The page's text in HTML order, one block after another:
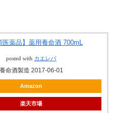
医薬品】薬用養命酒 700mL
posted with カエレバ
養命酒製造 2017-06-01
Amazon
楽天市場